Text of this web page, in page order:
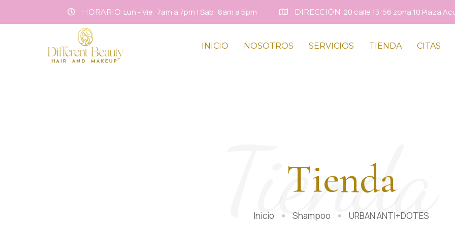
HORARIO Lun - Vie: 7am a 7pm | Sab: 8am a 5pm DIRECCIÓN 20 calle 13-56 zona 10 Plaza
INICIO NOSOTROS SERVICIOS TIENDA CITAS
Tienda
Tienda
Inicio Shampoo URBAN ANTI+DOTES